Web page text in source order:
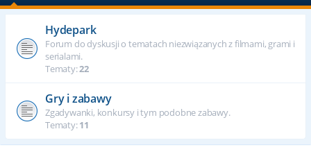
Hydepark
Forum do dyskusji o tematach niezwiązanych z filmami, grami i
serialami.
Tematy:22
Gry i zabawy
Zgadywanki, konkursy i tym podobne zabawy.
Tematy:11